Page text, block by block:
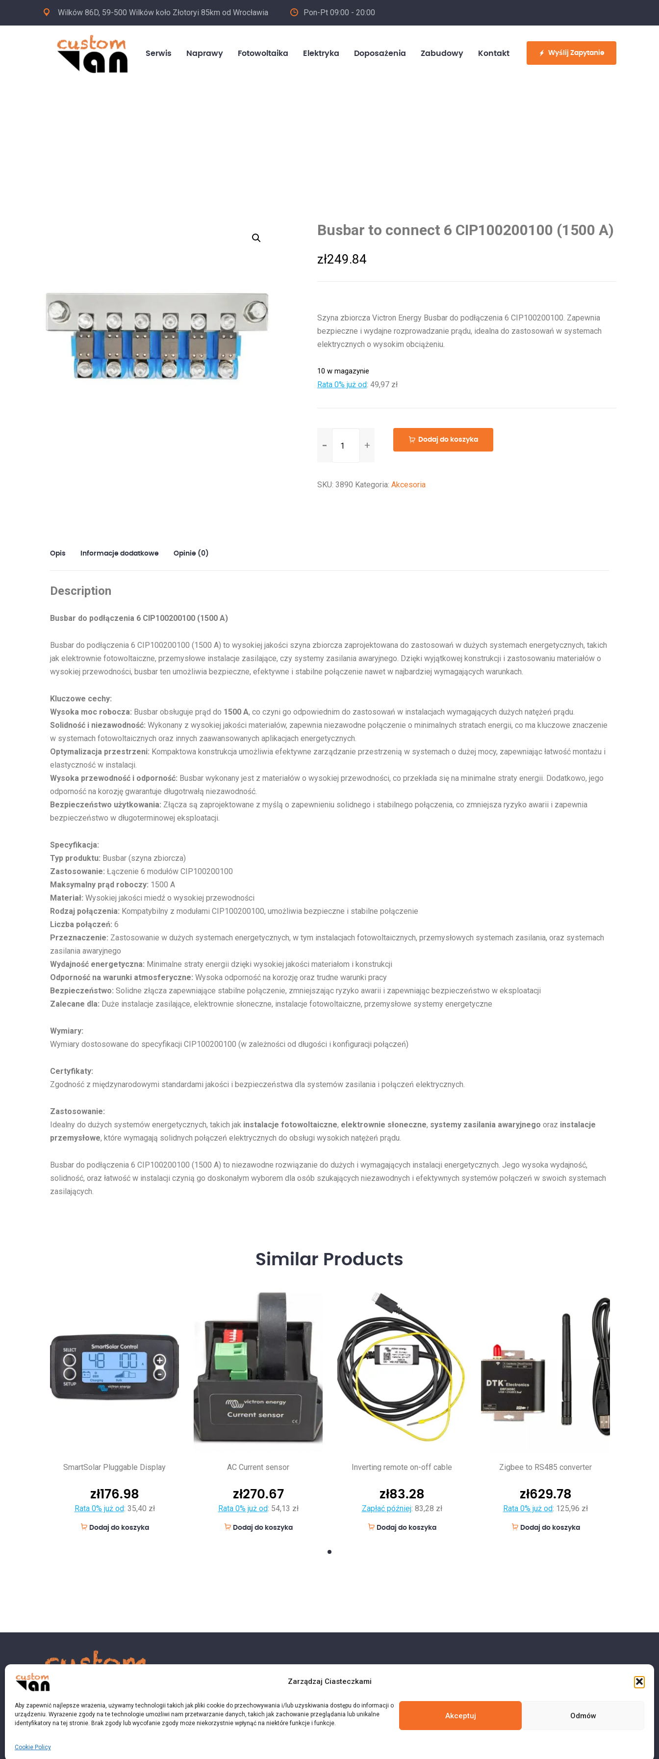
Zarządzaj Ciasteczkami
Aby zapewnić najlepsze wrażenia, używamy technologii takich jak pliki cookie do przechowywania i/lub uzyskiwania dostępu do informacji o
urządzeniu. Wyrażenie zgody na te technologie umożliwi nam przetwarzanie danych, takich jak zachowanie przeglądania lub unikalne
identyfikatory na tej stronie. Brak zgody lub wycofanie zgody może niekorzystnie wpłynąć na niektóre funkcje i funkcje.
Akceptuj Odmów
Cookie Policy
Wilków 86D, 59-500 Wilków koło Złotoryi 85km od Wrocławia Pon-Pt 09:00 - 20:00
530 886 214
Serwis Naprawy Fotowoltaika Elektryka Doposażenia Zabudowy Kontakt Wyślij Zapytanie
Busbar to connect 6 CIP100200100 (1500 A)
zł249.84
Szyna zbiorcza Victron Energy Busbar do podłączenia 6 CIP100200100. Zapewnia
bezpieczne i wydajne rozprowadzanie prądu, idealna do zastosowań w systemach
elektrycznych o wysokim obciążeniu.
10 w magazynie
Rata 0% już od: 49,97 zł
Busbar
6
Dodaj do koszyka
SKU: 3890 Kategoria: Akcesoria
Opis Informacje dodatkowe Opinie (0)
Description
Busbar do podłączenia 6 CIP100200100 (1500 A)
Busbar do podłączenia 6 CIP100200100 (1500 A) to wysokiej jakości szyna zbiorcza zaprojektowana do zastosowań w dużych systemach energetycznych, takich
jak elektrownie fotowoltaiczne, przemysłowe instalacje zasilające, czy systemy zasilania awaryjnego. Dzięki wyjątkowej konstrukcji i zastosowaniu materiałów o
wysokiej przewodności, busbar ten umożliwia bezpieczne, efektywne i stabilne połączenie nawet w najbardziej wymagających warunkach.
Kluczowe cechy:
Wysoka moc robocza: Busbar obsługuje prąd do 1500 A, co czyni go odpowiednim do zastosowań w instalacjach wymagających dużych natężeń prądu.
Solidność i niezawodność: Wykonany z wysokiej jakości materiałów, zapewnia niezawodne połączenie o minimalnych stratach energii, co ma kluczowe znaczenie
w systemach fotowoltaicznych oraz innych zaawansowanych aplikacjach energetycznych.
Optymalizacja przestrzeni: Kompaktowa konstrukcja umożliwia efektywne zarządzanie przestrzenią w systemach o dużej mocy, zapewniając łatwość montażu i
elastyczność w instalacji.
Wysoka przewodność i odporność: Busbar wykonany jest z materiałów o wysokiej przewodności, co przekłada się na minimalne straty energii. Dodatkowo, jego
odporność na korozję gwarantuje długotrwałą niezawodność.
Bezpieczeństwo użytkowania: Złącza są zaprojektowane z myślą o zapewnieniu solidnego i stabilnego połączenia, co zmniejsza ryzyko awarii i zapewnia
bezpieczeństwo w długoterminowej eksploatacji.
Specyfikacja:
Typ produktu: Busbar (szyna zbiorcza)
Zastosowanie: Łączenie 6 modułów CIP100200100
Maksymalny prąd roboczy: 1500 A
Materiał: Wysokiej jakości miedź o wysokiej przewodności
Rodzaj połączenia: Kompatybilny z modułami CIP100200100, umożliwia bezpieczne i stabilne połączenie
Liczba połączeń: 6
Przeznaczenie: Zastosowanie w dużych systemach energetycznych, w tym instalacjach fotowoltaicznych, przemysłowych systemach zasilania, oraz systemach
zasilania awaryjnego
Wydajność energetyczna: Minimalne straty energii dzięki wysokiej jakości materiałom i konstrukcji
Odporność na warunki atmosferyczne: Wysoka odporność na korozję oraz trudne warunki pracy
Bezpieczeństwo: Solidne złącza zapewniające stabilne połączenie, zmniejszając ryzyko awarii i zapewniając bezpieczeństwo w eksploatacji
Zalecane dla: Duże instalacje zasilające, elektrownie słoneczne, instalacje fotowoltaiczne, przemysłowe systemy energetyczne
Wymiary:
Wymiary dostosowane do specyfikacji CIP100200100 (w zależności od długości i konfiguracji połączeń)
Certyfikaty:
Zgodność z międzynarodowymi standardami jakości i bezpieczeństwa dla systemów zasilania i połączeń elektrycznych.
Zastosowanie:
Idealny do dużych systemów energetycznych, takich jak instalacje fotowoltaiczne, elektrownie słoneczne, systemy zasilania awaryjnego oraz instalacje
przemysłowe, które wymagają solidnych połączeń elektrycznych do obsługi wysokich natężeń prądu.
Busbar do podłączenia 6 CIP100200100 (1500 A) to niezawodne rozwiązanie do dużych i wymagających instalacji energetycznych. Jego wysoka wydajność,
solidność, oraz łatwość w instalacji czynią go doskonałym wyborem dla osób szukających niezawodnych i efektywnych systemów połączeń w swoich systemach
zasilających.
Similar Products
SmartSolar Pluggable Display
zł176.98
Rata 0% już od: 35,40 zł
Dodaj do koszyka
AC Current sensor
zł270.67
Rata 0% już od: 54,13 zł
Dodaj do koszyka
Inverting remote on-off cable
zł83.28
Zapłać później: 83,28 zł
Dodaj do koszyka
Zigbee to RS485 converter
zł629.78
Rata 0% już od: 125,96 zł
Dodaj do koszyka
© 2023 customvan.pl - Wszystkie prawa zastrzeżone.